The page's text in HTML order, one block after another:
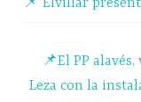
entradas
📌 Elvillar
📌El PP
Leza con la